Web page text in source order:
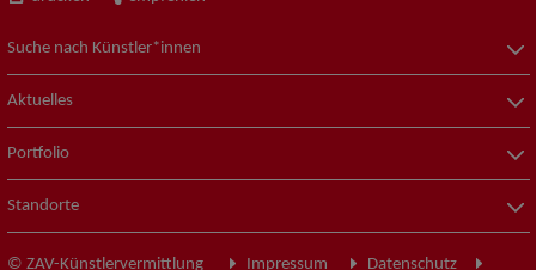
Suche nach Künstler*innen
Aktuelles
Portfolio
Standorte
© ZAV-Künstlervermittlung Impressum Datenschutz